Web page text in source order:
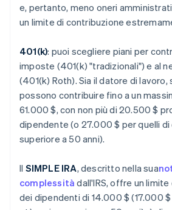
e, pertanto, meno oneri
un limite di contribuzione
401(k): puoi scegliere piani per
imposte (401(k) "tradizionali") e al
(401(k) Roth). Sia il datore di lavoro,
possono contribuire fino a un
61.000 $, con non più di 20.500 $
dipendente (o 27.000 $ per quelli di
superiore a 50 anni).
Il SIMPLE IRA, descritto nella sua
complessità dall'IRS, offre un
dei dipendenti di 14.000 $ (17.000